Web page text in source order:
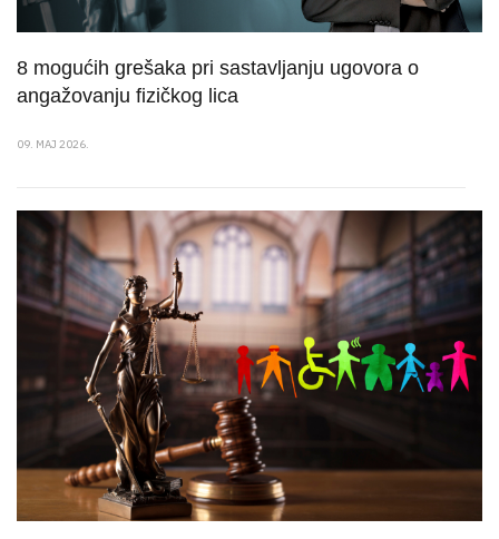
8 mogućih grešaka pri sastavljanju ugovora o
angažovanju fizičkog lica
09. MAJ 2026.